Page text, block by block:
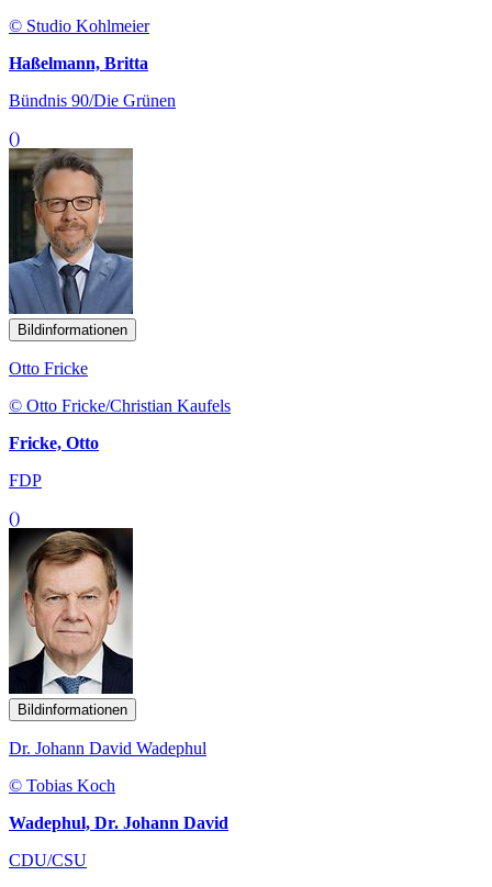
© Studio Kohlmeier
Haßelmann, Britta
Bündnis 90/Die Grünen
()
Bildinformationen
Otto Fricke
© Otto Fricke/Christian Kaufels
Fricke, Otto
FDP
()
Bildinformationen
Dr. Johann David Wadephul
© Tobias Koch
Wadephul, Dr. Johann David
CDU/CSU